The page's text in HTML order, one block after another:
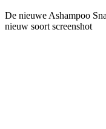
De nieuwe Ashampoo
nieuw soort screenshot